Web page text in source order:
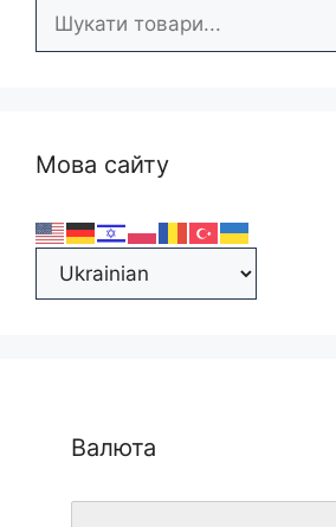
Мова сайту
Валюта